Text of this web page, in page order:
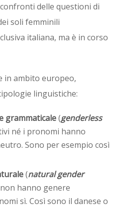
delle questioni di
soli femminili
italiana, ma è in corso
in ambito europeo,
linguistiche:
grammaticale(genderless
né i pronomi hanno
Sono per esempio così
(natural gender
hanno genere
sì. Così sono il danese o